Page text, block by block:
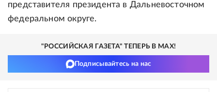
представителя президента в Дальневосточном
федеральном округе.
"РОССИЙСКАЯ ГАЗЕТА" ТЕПЕРЬ В MAX!
Подписывайтесь на нас